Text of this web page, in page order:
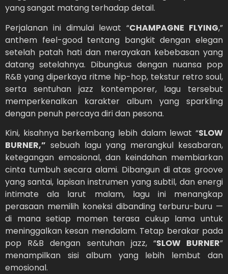
yang sangat matang terhadap detail.
Perjalanan ini dimulai lewat “CHAMPAGNE FLYING,”
anthem feel-good tentang bangkit dengan elegan
setelah patah hati dan merayakan kebebasan yang
datang setelahnya. Dibungkus dengan nuansa pop
R&B yang diperkaya ritme hip-hop, tekstur retro soul,
serta sentuhan jazz kontemporer, lagu tersebut
memperkenalkan karakter album yang sparkling
dengan penuh percaya diri dan pesona.
Kini, kisahnya berkembang lebih dalam lewat “SLOW
BURNER,” sebuah lagu yang merangkul kesabaran,
ketegangan emosional, dan keindahan membiarkan
cinta tumbuh secara alami. Dibangun di atas groove
yang santai, lapisan instrumen yang subtil, dan energi
intimate ala larut malam, lagu ini menangkap
perasaan memilih koneksi dibanding terburu-buru —
di mana setiap momen terasa cukup lama untuk
meninggalkan kesan mendalam. Tetap berakar pada
pop R&B dengan sentuhan jazz, “SLOW BURNER”
menampilkan sisi album yang lebih lembut dan
emosional.